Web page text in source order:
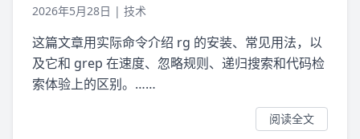
2026年5月28日 | 技术
这篇文章用实际命令介绍 rg 的安装、常见用法，以
及它和 grep 在速度、忽略规则、递归搜索和代码检
索体验上的区别。……
阅读全文